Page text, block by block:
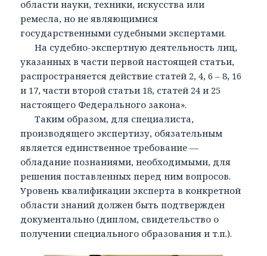
области науки, техники, искусства или
ремесла, но не являющимися
государственными судебными экспертами.
На судебно-экспертную деятельность лиц,
указанных в части первой настоящей статьи,
распространяется действие статей 2, 4, 6 – 8, 16
и 17, части второй статьи 18, статей 24 и 25
настоящего Федерального закона».
Таким образом, для специалиста,
производящего экспертизу, обязательным
является единственное требование —
обладание познаниями, необходимыми, для
решения поставленных перед ним вопросов.
Уровень квалификации эксперта в конкретной
области знаний должен быть подтвержден
документально (диплом, свидетельство о
получении специального образования и т.п.).